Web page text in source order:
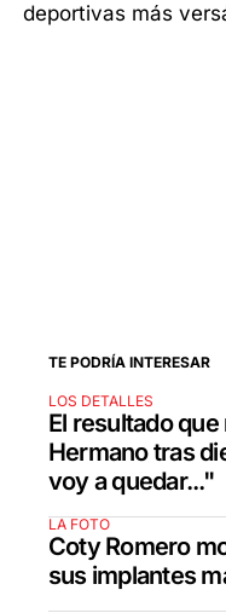
deportivas más
TE PODRÍA INTERESAR
LOS DETALLES
El resultado
Hermano tras
voy a quedar..."
LA FOTO
Coty Romero
sus implantes